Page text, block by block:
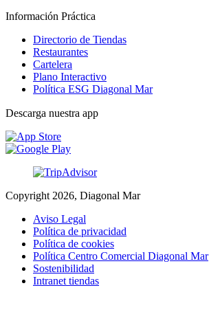
Información Práctica
Directorio de Tiendas
Restaurantes
Cartelera
Plano Interactivo
Política ESG Diagonal Mar
Descarga nuestra app
Copyright 2026, Diagonal Mar
Aviso Legal
Política de privacidad
Política de cookies
Política Centro Comercial Diagonal Mar
Sostenibilidad
Intranet tiendas